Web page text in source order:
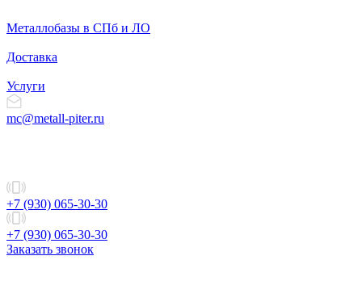
Металлобазы в СПб и ЛО
Доставка
Услуги
mc@metall-piter.ru
+7 (930) 065-30-30
+7 (930) 065-30-30
Заказать звонок